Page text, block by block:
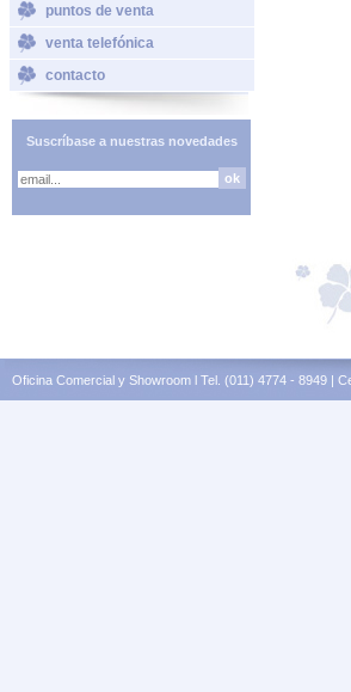
puntos de venta
venta telefónica
contacto
Suscríbase a nuestras novedades
Oficina Comercial y Showroom l Tel. (011) 4774 - 8949 |